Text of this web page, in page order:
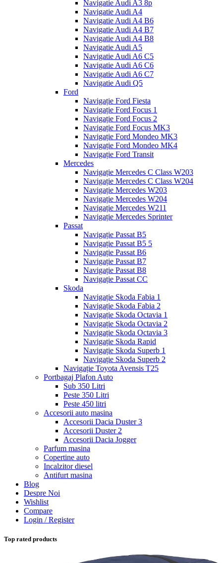
Navigatie Audi A3 8p
Navigatie Audi A4
Navigatie Audi A4 B6
Navigatie Audi A4 B7
Navigatie Audi A4 B8
Navigatie Audi A5
Navigatie Audi A6 C5
Navigatie Audi A6 C6
Navigatie Audi A6 C7
Navigatie Audi Q5
Ford
Navigație Ford Fiesta
Navigație Ford Focus 1
Navigație Ford Focus 2
Navigație Ford Focus MK3
Navigație Ford Mondeo MK3
Navigație Ford Mondeo MK4
Navigație Ford Transit
Mercedes
Navigație Mercedes C Class W203
Navigație Mercedes C Class W204
Navigație Mercedes W203
Navigație Mercedes W204
Navigație Mercedes W211
Navigație Mercedes Sprinter
Passat
Navigație Passat B5
Navigație Passat B5 5
Navigație Passat B6
Navigație Passat B7
Navigație Passat B8
Navigație Passat CC
Skoda
Navigație Skoda Fabia 1
Navigație Skoda Fabia 2
Navigație Skoda Octavia 1
Navigație Skoda Octavia 2
Navigație Skoda Octavia 3
Navigație Skoda Rapid
Navigație Skoda Superb 1
Navigație Skoda Superb 2
Navigație Toyota Avensis T25
Portbagaj Plafon Auto
Sub 350 Litri
Peste 350 Litri
Peste 450 litri
Accesorii auto masina
Accesorii Dacia Duster 3
Accesorii Duster 2
Accesorii Dacia Jogger
Parfum masina
Copertine auto
Incalzitor diesel
Antifurt masina
Blog
Despre Noi
Wishlist
Compare
Login / Register
Top rated products